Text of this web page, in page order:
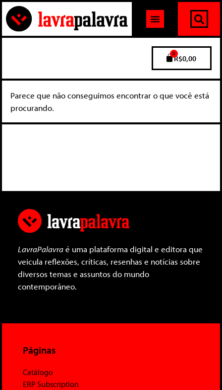
R$0,00
0
Parece que não conseguimos encontrar o que você está
procurando.
LavraPalavraé uma plataforma digital e editora que
veicula reflexões, críticas, resenhas e notícias sobre
diversos temas e assuntos do mundo
contemporâneo.
Páginas
Catálogo
ERP Subscription